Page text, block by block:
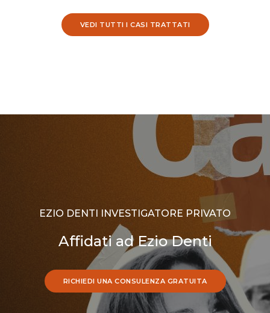
VEDI TUTTI I CASI TRATTATI
EZIO DENTI INVESTIGATORE PRIVATO
Affidati ad Ezio Denti
RICHIEDI UNA CONSULENZA GRATUITA